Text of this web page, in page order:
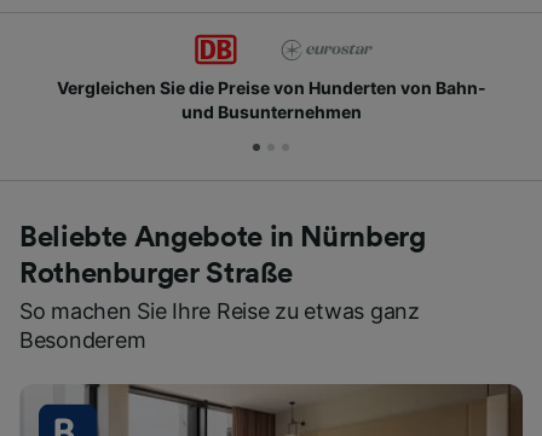
Vergleichen Sie die Preise von Hunderten von Bahn-
und Busunternehmen
Beliebte Angebote in Nürnberg
Rothenburger Straße
So machen Sie Ihre Reise zu etwas ganz
Besonderem